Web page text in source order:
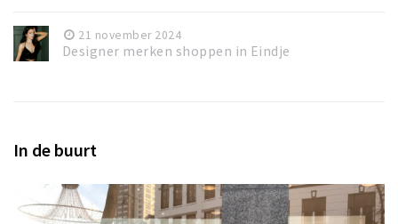
21 november 2024
Designer merken shoppen in Eindje
In de buurt